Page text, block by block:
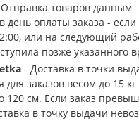
товаров данным
день оплаты заказа - если
или на следующий
позже указанного
- Доставка в точки
для заказов весом до 15
120 см. Если заказ
в точку выдачи